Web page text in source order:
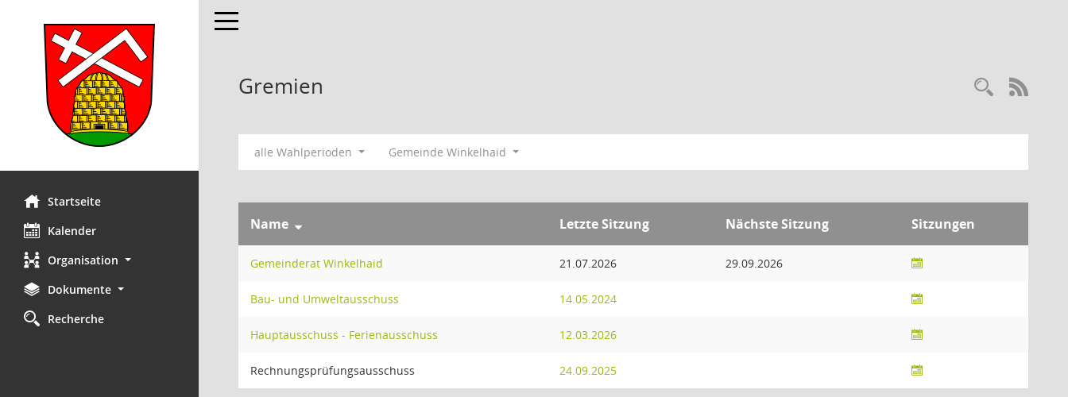
Startseite
Kalender
Organisation
Dokumente
Recherche
Toggle navigation
Gremien
alle Wahlperioden Gemeinde Winkelhaid
Name Letzte Sitzung Nächste Sitzung Sitzungen
Gemeinderat Winkelhaid 21.07.2026 29.09.2026
Bau- und Umweltausschuss 14.05.2024
Hauptausschuss - Ferienausschuss 12.03.2026
Rechnungsprüfungsausschuss 24.09.2025